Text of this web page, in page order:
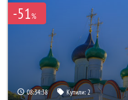
-51%
08:34:36 Купили:2